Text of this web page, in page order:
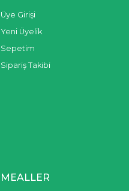
Üye Girişi
Yeni Üyelik
Sepetim
Sipariş Takibi
MEALLER